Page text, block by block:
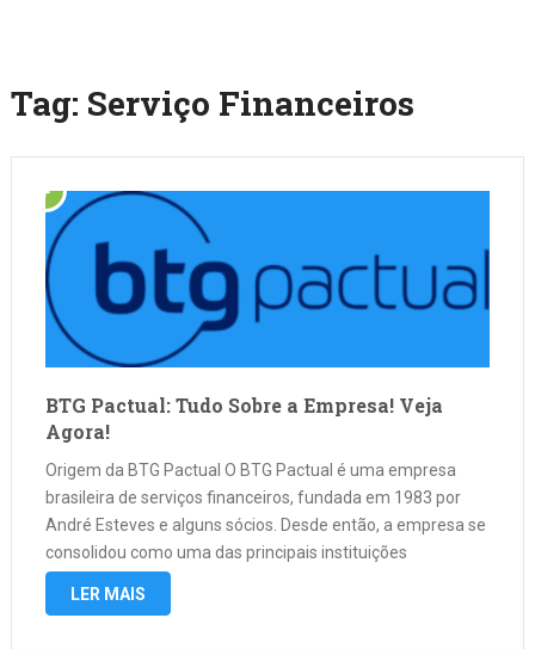
Tag: Serviço Financeiros
BTG Pactual: Tudo Sobre a Empresa! Veja
Agora!
Origem da BTG Pactual O BTG Pactual é uma empresa
brasileira de serviços financeiros, fundada em 1983 por
André Esteves e alguns sócios. Desde então, a empresa se
consolidou como uma das principais instituições
financeiras do país, oferecendo uma ampla gama de
serviços para clientes em …
LER MAIS